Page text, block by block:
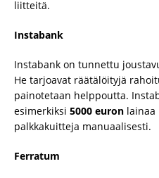
liitteitä.
Instabank
Instabank on tunnettu
He tarjoavat räätälöityjä
painotetaan helppoutta.
esimerkiksi 5000 euron lainaa
palkkakuitteja manuaalisesti.
Ferratum